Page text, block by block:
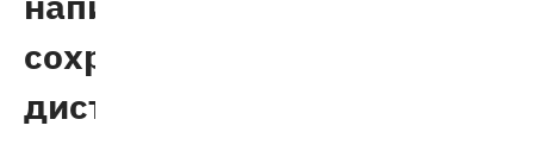
сохраняя
дистанцию